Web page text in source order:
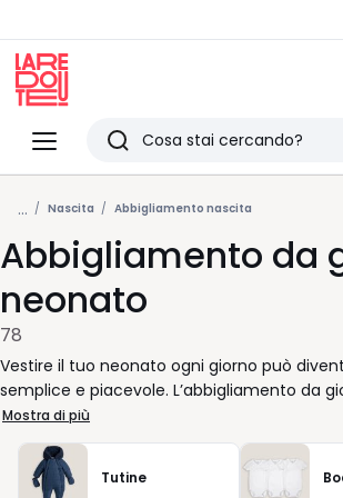
Menu
Redoute
Ricerca
Ultimi
articoli
visti
... Nascita Abbigliamento nascita
Abbigliamento da
neonato
78
Vestire il tuo neonato ogni giorno può
semplice e piacevole. L’abbigliamento da
pratico, facile da indossare e pensato per
piccolo movimento del tuo bambino, dalla
primo pisolino. Che tu stia cercando una
lunghe per affrontare le giornate fuori
Mostra di più
Tutine